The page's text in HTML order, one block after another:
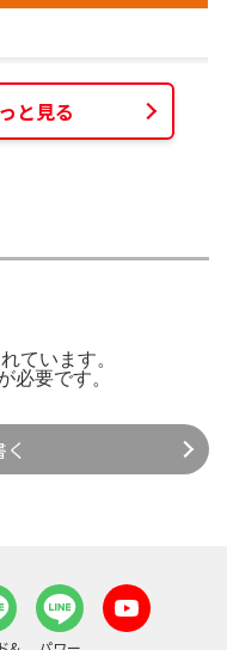
と見る
ています。
必要です。